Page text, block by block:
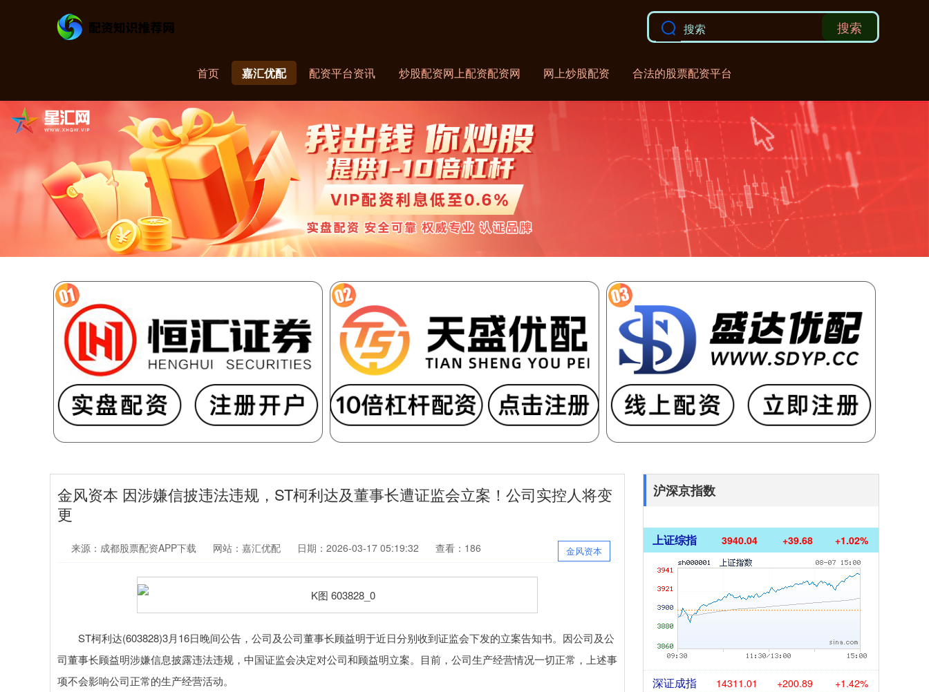
搜索
首页 嘉汇优配 配资平台资讯 炒股配资网上配资配资网 网上炒股配资 合法的股票配资平台
金风资本 因涉嫌信披违法违规，ST柯利达及董事长遭证监会立案！公司实控人将变
更
金风资本
来源：成都股票配资APP下载 网站：嘉汇优配 日期：2026-03-17 05:19:32 查看：186
ST柯利达(603828)3月16日晚间公告，公司及公司董事长顾益明于近日分别收到证监会下发的立案告知书。因公司及公
司董事长顾益明涉嫌信息披露违法违规，中国证监会决定对公司和顾益明立案。目前，公司生产经营情况一切正常，上述事
项不会影响公司正常的生产经营活动。
沪深京指数
上证综指 3940.04 +39.68 +1.02%
深证成指 14311.01 +200.89 +1.42%